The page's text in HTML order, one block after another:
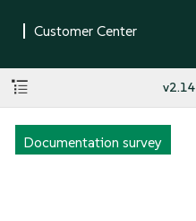
v2.14
Documentation survey